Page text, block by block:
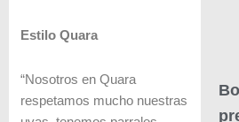
Estilo Quara
“Nosotros en Quara
respetamos mucho nuestras